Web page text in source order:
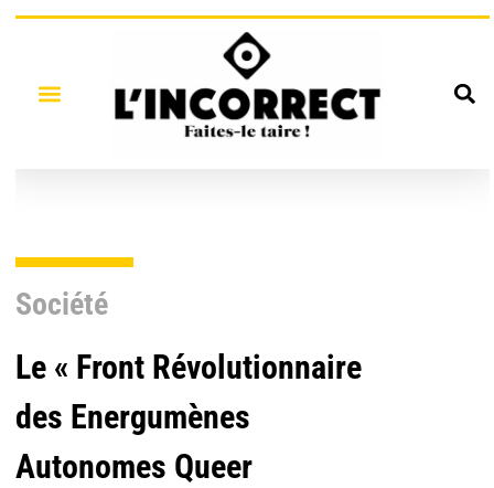
Société
Le « Front Révolutionnaire
des Energumènes
Autonomes Queer